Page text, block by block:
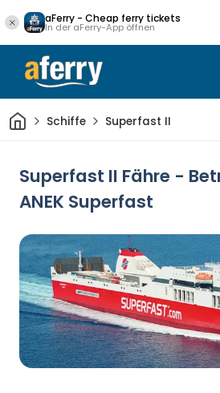
aFerry - Cheap ferry tickets
In der aFerry-App öffnen
HeimSchiffe Superfast II
Superfast II Fähre -
ANEK Superfast